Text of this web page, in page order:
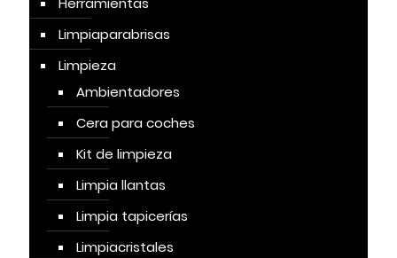
Limpiaparabrisas
Limpieza
Ambientadores
Cera para coches
Kit de limpieza
Limpia llantas
Limpia tapicerías
Limpiacristales